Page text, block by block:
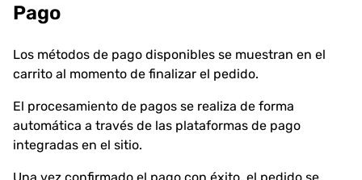
Pago
Los métodos de pago disponibles se muestran en el
carrito al momento de finalizar el pedido.
El procesamiento de pagos se realiza de forma
automática a través de las plataformas de pago
integradas en el sitio.